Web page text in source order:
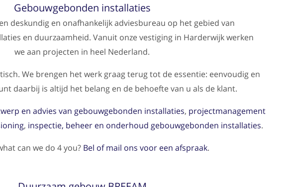
Gebouwgebonden installaties
deskundig en onafhankelijk adviesbureau op het gebied van
en duurzaamheid. Vanuit onze vestiging in Harderwijk werken
we aan projecten in heel Nederland.
We brengen het werk graag terug tot de essentie: eenvoudig en
daarbij is altijd het belang en de behoefte van u als de klant.
en advies van gebouwgebonden installaties, projectmanagement
, inspectie, beheer en onderhoud gebouwgebonden installaties.
can we do 4 you? Bel of mail ons voor een afspraak.